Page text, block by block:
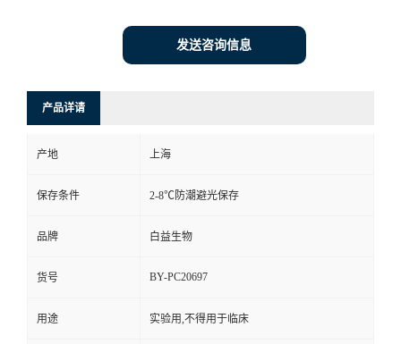
发送咨询信息
产品详请
产地 上海
保存条件 2-8℃防潮避光保存
品牌 白益生物
货号 BY-PC20697
用途 实验用,不得用于临床